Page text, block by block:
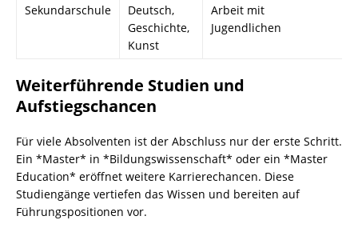
Sekundarschule
Deutsch,
Geschichte,
Kunst
Arbeit mit
Jugendlichen
Weiterführende Studien und
Aufstiegschancen
Für viele Absolventen ist der Abschluss nur der erste Schritt.
Ein *Master* in *Bildungswissenschaft* oder ein *Master
Education* eröffnet weitere Karrierechancen. Diese
Studiengänge vertiefen das Wissen und bereiten auf
Führungspositionen vor.